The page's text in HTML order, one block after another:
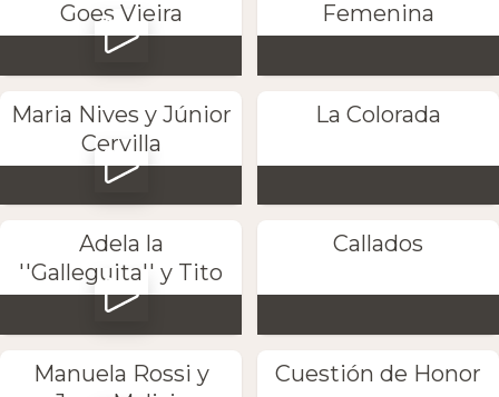
Goes Vieira
Femenina
Maria Nives y Júnior
Cervilla
La Colorada
Adela la
''Galleguita'' y Tito
Callados
Manuela Rossi y
Cuestión de Honor